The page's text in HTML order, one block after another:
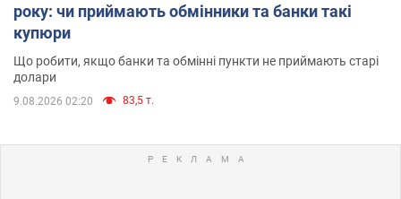
року: чи приймають обмінники та банки такі
купюри
Що робити, якщо банки та обмінні пункти не приймають старі
долари
9.08.2026 02:20 83,5 т.